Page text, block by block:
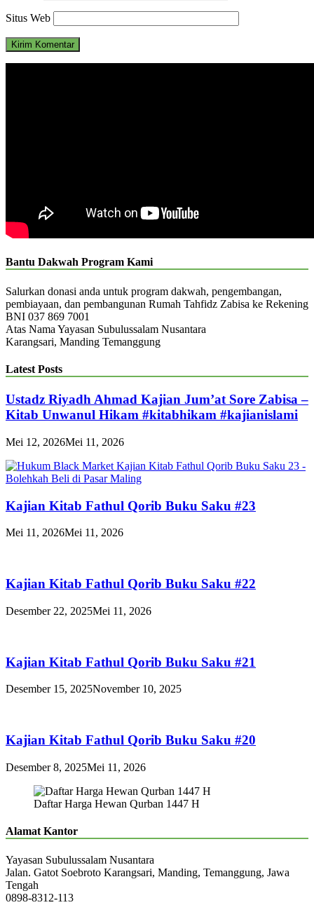
Situs Web
Bantu Dakwah Program Kami
Salurkan donasi anda untuk program dakwah, pengembangan,
pembiayaan, dan pembangunan Rumah Tahfidz Zabisa ke Rekening
BNI 037 869 7001
Atas Nama Yayasan Subulussalam Nusantara
Karangsari, Manding Temanggung
Latest Posts
Ustadz Riyadh Ahmad Kajian Jum’at Sore Zabisa –
Kitab Unwanul Hikam #kitabhikam #kajianislami
Mei 12, 2026Mei 11, 2026
Kajian Kitab Fathul Qorib Buku Saku #23
Mei 11, 2026Mei 11, 2026
Kajian Kitab Fathul Qorib Buku Saku #22
Desember 22, 2025Mei 11, 2026
Kajian Kitab Fathul Qorib Buku Saku #21
Desember 15, 2025November 10, 2025
Kajian Kitab Fathul Qorib Buku Saku #20
Desember 8, 2025Mei 11, 2026
Daftar Harga Hewan Qurban 1447 H
Alamat Kantor
Yayasan Subulussalam Nusantara
Jalan. Gatot Soebroto Karangsari, Manding, Temanggung, Jawa
Tengah
0898-8312-113